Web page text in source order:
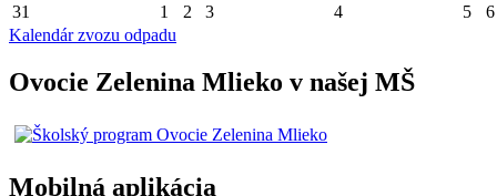
31 1 2 3 4 5
6
Kalendár zvozu odpadu
Ovocie Zelenina Mlieko v našej MŠ
Mobilná aplikácia